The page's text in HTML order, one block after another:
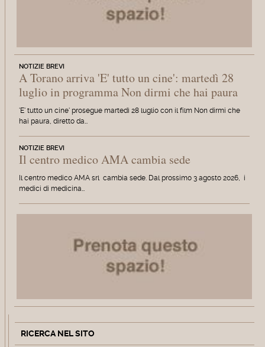
NOTIZIE BREVI
A Torano arriva 'E' tutto un cine': martedì 28
luglio in programma Non dirmi che hai paura
'E' tutto un cine' prosegue martedì 28 luglio con il film Non dirmi che
hai paura, diretto da…
NOTIZIE BREVI
Il centro medico AMA cambia sede
Il centro medico AMA srl cambia sede. Dal prossimo 3 agosto 2026, i
medici di medicina…
RICERCA NEL SITO